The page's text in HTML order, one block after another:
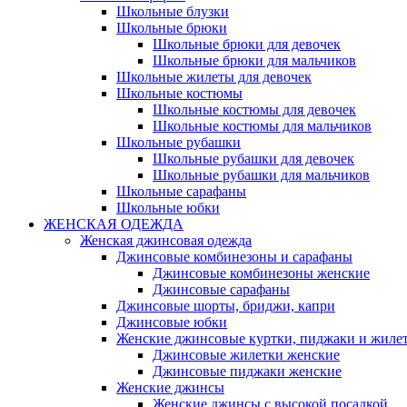
Школьные блузки
Школьные брюки
Школьные брюки для девочек
Школьные брюки для мальчиков
Школьные жилеты для девочек
Школьные костюмы
Школьные костюмы для девочек
Школьные костюмы для мальчиков
Школьные рубашки
Школьные рубашки для девочек
Школьные рубашки для мальчиков
Школьные сарафаны
Школьные юбки
ЖЕНСКАЯ ОДЕЖДА
Женская джинсовая одежда
Джинсовые комбинезоны и сарафаны
Джинсовые комбинезоны женские
Джинсовые сарафаны
Джинсовые шорты, бриджи, капри
Джинсовые юбки
Женские джинсовые куртки, пиджаки и
Джинсовые жилетки женские
Джинсовые пиджаки женские
Женские джинсы
Женские джинсы с высокой посадкой